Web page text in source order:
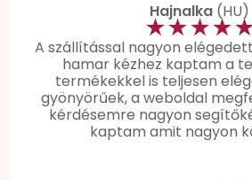
Hajnalka (HU)
A szállítással nagyon
hamar kézhez kaptam a
termékekkel is teljesen
gyönyörűek, a weboldal
kérdésemre nagyon
kaptam amit nagyon